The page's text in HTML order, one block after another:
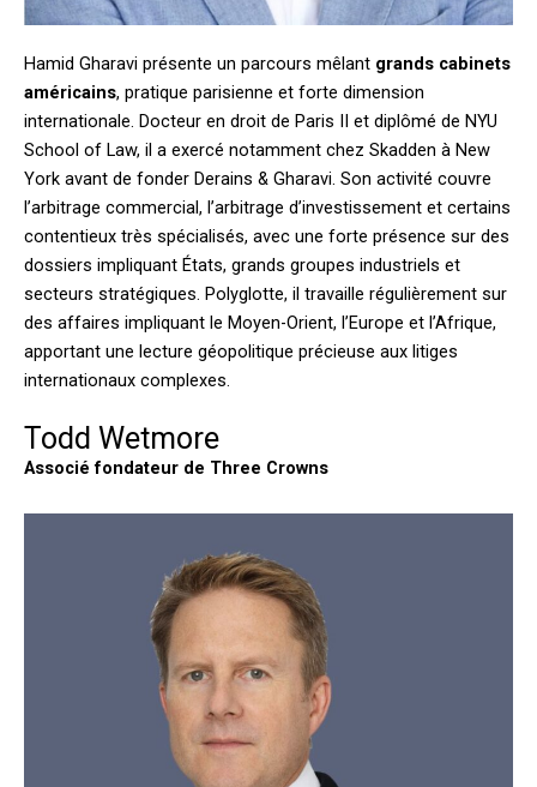
Hamid Gharavi présente un parcours mêlant grands cabinets
américains, pratique parisienne et forte dimension
internationale. Docteur en droit de Paris II et diplômé de NYU
School of Law, il a exercé notamment chez Skadden à New
York avant de fonder Derains & Gharavi. Son activité couvre
l’arbitrage commercial, l’arbitrage d’investissement et certains
contentieux très spécialisés, avec une forte présence sur des
dossiers impliquant États, grands groupes industriels et
secteurs stratégiques. Polyglotte, il travaille régulièrement sur
des affaires impliquant le Moyen-Orient, l’Europe et l’Afrique,
apportant une lecture géopolitique précieuse aux litiges
internationaux complexes.
Todd Wetmore
Associé fondateur de Three Crowns